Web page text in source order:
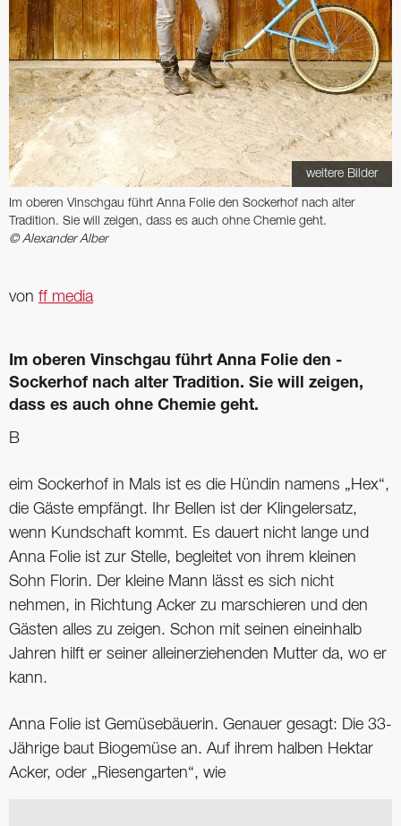
weitere Bilder
Im oberen Vinschgau führt Anna Folie den ­Sockerhof nach alter
Tradition. Sie will zeigen, dass es auch ohne Chemie geht.
© Alexander Alber
von ff media
Im oberen Vinschgau führt Anna Folie den ­
Sockerhof nach alter Tradition. Sie will zeigen,
dass es auch ohne Chemie geht.
B
eim Sockerhof in Mals ist es die Hündin namens „Hex“,
die Gäste empfängt. Ihr Bellen ist der Klingelersatz,
wenn Kundschaft kommt. Es dauert nicht lange und
Anna Folie ist zur Stelle, begleitet von ihrem kleinen
Sohn Florin. Der kleine Mann lässt es sich nicht
nehmen, in Richtung Acker zu marschieren und den
Gästen alles zu zeigen. Schon mit seinen eineinhalb
Jahren hilft er seiner alleinerziehenden Mutter da, wo er
kann.
Anna Folie ist Gemüsebäuerin. Genauer gesagt: Die 33-
Jährige baut Biogemüse an. Auf ihrem halben Hektar
Acker, oder „Riesengarten“, wie